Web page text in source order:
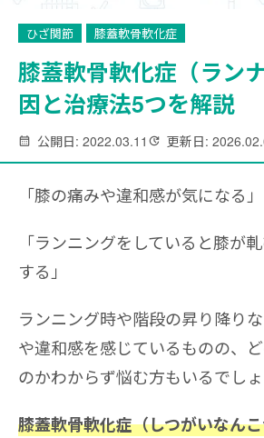
ひざ関節 膝蓋軟骨軟化症
膝蓋軟骨軟化症（ラン
因と治療法5つを解説
公開日: 2022.03.11 更新日:
「膝の痛みや違和感が気になる」
「ランニングをしていると膝が
する」
ランニング時や階段の昇り降り
や違和感を感じているものの、
のかわからず悩む方もいるでしょ
膝蓋軟骨軟化症（しつがいなん